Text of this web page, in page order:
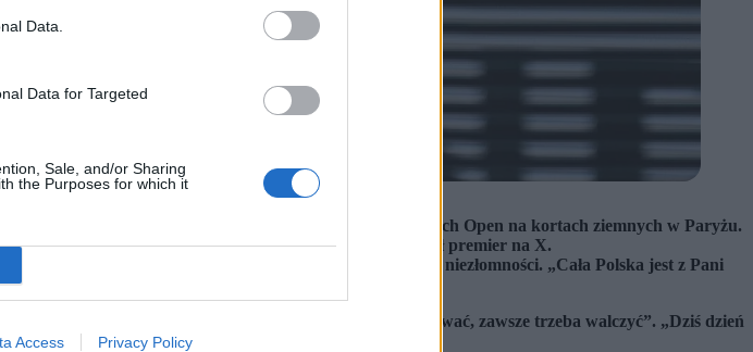
Data.
Data for Targeted
Sale, and/or Sharing
the Purposes for which it
Access Privacy Policy
3:6, 2:6 w finale wielkoszlemowego turnieju French Open na kortach ziemnych w Paryżu.
udało, ale i tak jesteśmy z Ciebie bardzo dumni!” - napisał premier na X.
sportowców m.in. pod względem walki, charakteru i niezłomności. „Cała Polska jest z Pani
że historia Chwalińskiej uczy, iż „nigdy nie można się podawać, zawsze trzeba walczyć”. „Dziś dzień